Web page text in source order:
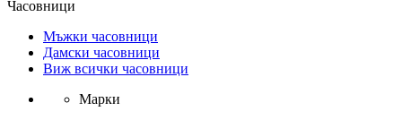
Часовници
Мъжки часовници
Дамски часовници
Виж всички часовници
Марки